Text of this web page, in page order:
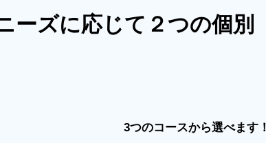
ーズに応じて２つの個別
3つのコースから選べます！